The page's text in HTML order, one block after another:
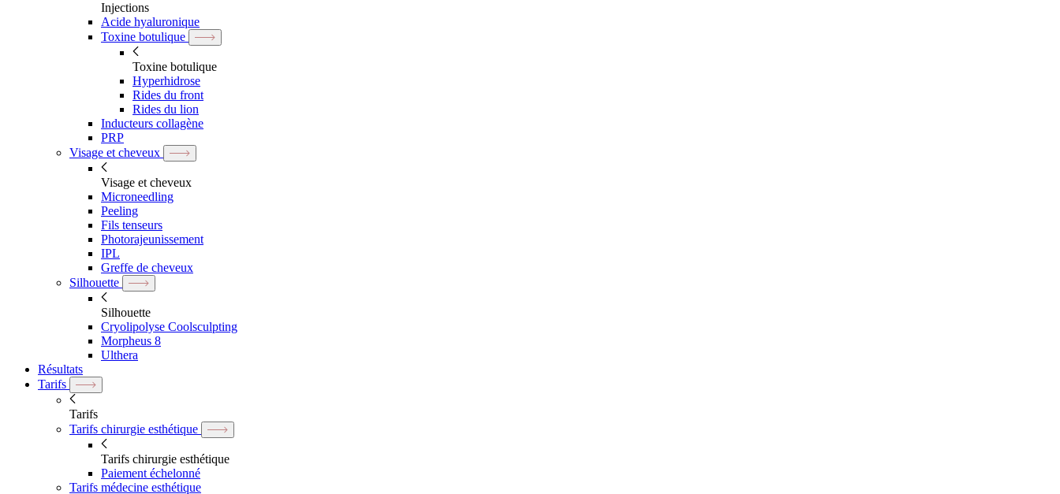
Injections
Acide hyaluronique
Toxine botulique
Toxine botulique
Hyperhidrose
Rides du front
Rides du lion
Inducteurs collagène
PRP
Visage et cheveux
Visage et cheveux
Microneedling
Peeling
Fils tenseurs
Photorajeunissement
IPL
Greffe de cheveux
Silhouette
Silhouette
Cryolipolyse Coolsculpting
Morpheus 8
Ulthera
Résultats
Tarifs
Tarifs
Tarifs chirurgie esthétique
Tarifs chirurgie esthétique
Paiement échelonné
Tarifs médecine esthétique